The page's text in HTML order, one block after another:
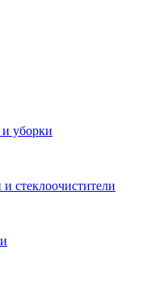
уборки
стеклоочистители